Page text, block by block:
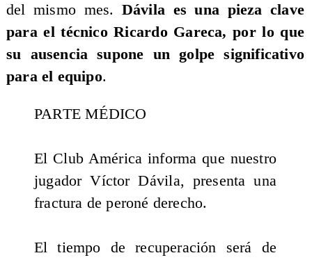
del mismo mes. Dávila es una pieza clave
para el técnico Ricardo Gareca, por lo que
su ausencia supone un golpe significativo
para el equipo.
PARTE MÉDICO
El Club América informa que nuestro
jugador Víctor Dávila, presenta una
fractura de peroné derecho.
El tiempo de recuperación será de